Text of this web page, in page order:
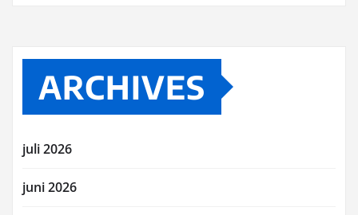
ARCHIVES
juli 2026
juni 2026